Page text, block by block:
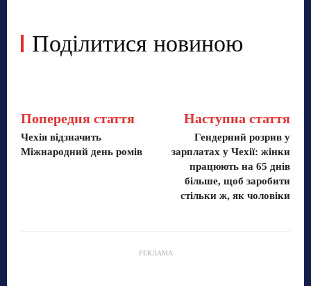
Поділитися новиною
Попередня стаття
Чехія відзначить
Міжнародний день ромів
Наступна стаття
Гендерний розрив у
зарплатах у Чехії: жінки
працюють на 65 днів
більше, щоб заробити
стільки ж, як чоловіки
РЕКЛАМА